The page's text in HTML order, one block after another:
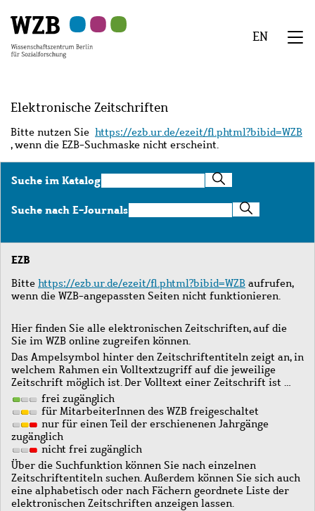
Hauptinhalt
springen
Navigation
springen
Suche
springen
Sekundärnavigation
springen
Fußzeile
springen
EN
Elektronische Zeitschriften
Bitte nutzen Sie https://ezb.ur.de/ezeit/fl.phtml?bibid=WZB
, wenn die EZB-Suchmaske nicht erscheint.
Suche im KatalogSuche
im
Katalog
Suche nach E-JournalsSuche
nach
Journals
EZB
Bitte https://ezb.ur.de/ezeit/fl.phtml?bibid=WZB aufrufen,
wenn die WZB-angepassten Seiten nicht funktionieren.
Hier finden Sie alle elektronischen Zeitschriften, auf die
Sie im WZB online zugreifen können.
Das Ampelsymbol hinter den Zeitschriftentiteln zeigt an, in
welchem Rahmen ein Volltextzugriff auf die jeweilige
Zeitschrift möglich ist. Der Volltext einer Zeitschrift ist …
frei zugänglich
für MitarbeiterInnen des WZB freigeschaltet
nur für einen Teil der erschienenen Jahrgänge
zugänglich
nicht frei zugänglich
Über die Suchfunktion können Sie nach einzelnen
Zeitschriftentiteln suchen. Außerdem können Sie sich auch
eine alphabetisch oder nach Fächern geordnete Liste der
elektronischen Zeitschriften anzeigen lassen.